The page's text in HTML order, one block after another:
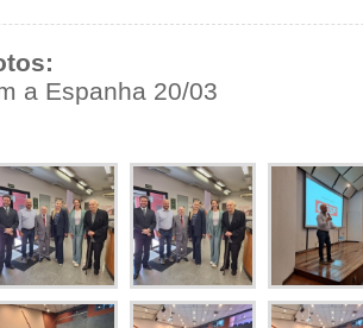
a Espanha 20/03